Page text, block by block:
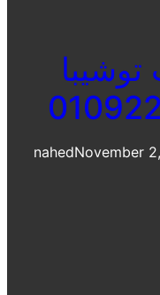
nahedNovember